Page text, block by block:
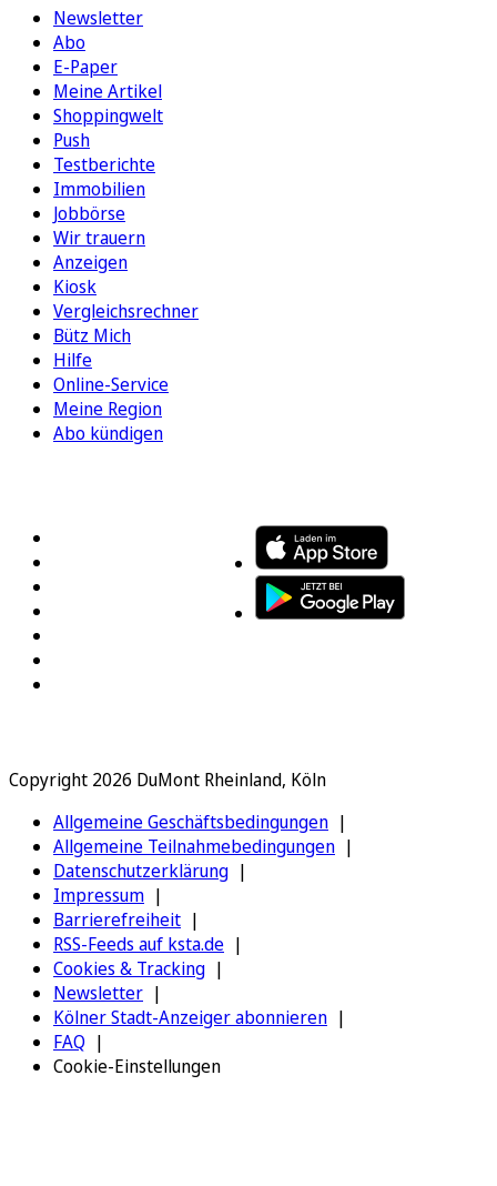
Newsletter
Abo
E-Paper
Meine Artikel
Shoppingwelt
Push
Testberichte
Immobilien
Jobbörse
Wir trauern
Anzeigen
Kiosk
Vergleichsrechner
Bütz Mich
Hilfe
Online-Service
Meine Region
Abo kündigen
Copyright 2026 DuMont Rheinland, Köln
Allgemeine Geschäftsbedingungen
Allgemeine Teilnahmebedingungen
Datenschutzerklärung
Impressum
Barrierefreiheit
RSS-Feeds auf ksta.de
Cookies & Tracking
Newsletter
Kölner Stadt-Anzeiger abonnieren
FAQ
Cookie-Einstellungen